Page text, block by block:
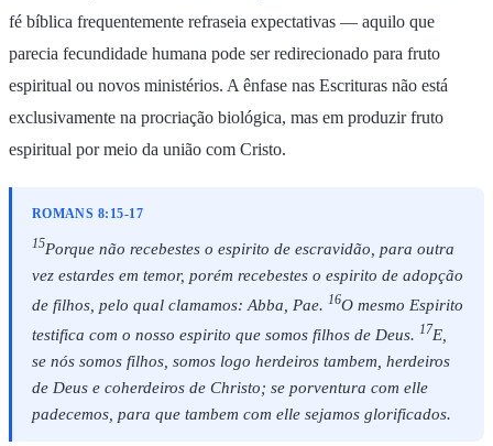
fé bíblica frequentemente refraseia expectativas — aquilo que
parecia fecundidade humana pode ser redirecionado para fruto
espiritual ou novos ministérios. A ênfase nas Escrituras não está
exclusivamente na procriação biológica, mas em produzir fruto
espiritual por meio da união com Cristo.
ROMANS 8:15-17
15Porque não recebestes o espirito de escravidão, para outra
vez estardes em temor, porém recebestes o espirito de adopção
de filhos, pelo qual clamamos: Abba, Pae. 16O mesmo Espirito
testifica com o nosso espirito que somos filhos de Deus. 17E,
se nós somos filhos, somos logo herdeiros tambem, herdeiros
de Deus e coherdeiros de Christo; se porventura com elle
padecemos, para que tambem com elle sejamos glorificados.